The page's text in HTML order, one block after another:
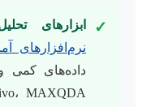
✓ ابزارهای
نرم‌افزارهای
داده‌های کمی